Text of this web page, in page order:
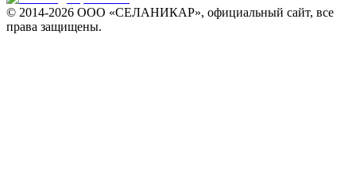
© 2014-2026 ООО «СЕЛАНИКАР», официальный сайт, все
права защищены.